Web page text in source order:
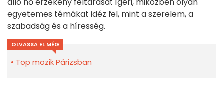
egyetemes témákat idéz fel, mint a szerelem, a
szabadság és a híresség.
OLVASSA EL MÉG
Top mozik Párizsban